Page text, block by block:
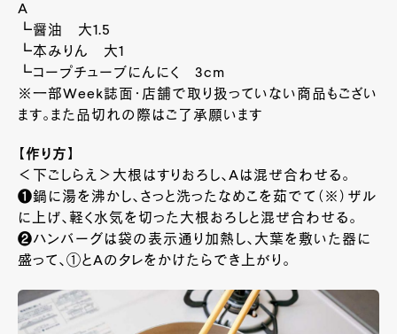
A
┗醤油 大1.5
┗本みりん 大1
┗コープチューブにんにく 3cm
※一部Week誌面・店舗で取り扱っていない商品もござい
ます。また品切れの際はご了承願います
【作り方】
＜下ごしらえ＞大根はすりおろし、Aは混ぜ合わせる。
❶鍋に湯を沸かし、さっと洗ったなめこを茹でて（※）ザル
に上げ、軽く水気を切った大根おろしと混ぜ合わせる。
❷ハンバーグは袋の表示通り加熱し、大葉を敷いた器に
盛って、①とAのタレをかけたらでき上がり。